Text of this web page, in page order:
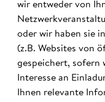
wir entweder von
oder wir haben sie
(z.B. Websites von
gespeichert, sofern
Interesse an
Ihnen relevante